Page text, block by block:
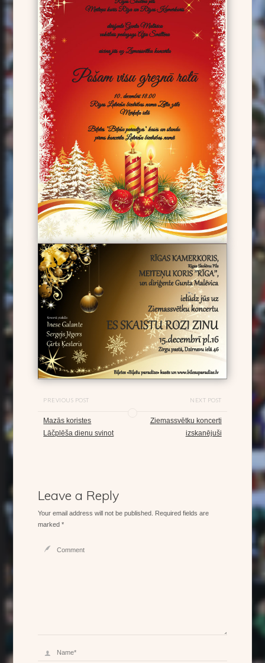
PREVIOUS POST
Mazās koristes
Lāčplēša dienu svinot
NEXT POST
Ziemassvētku koncerti
izskanējuši
Leave a Reply
Your email address will not be published. Required fields are
marked *